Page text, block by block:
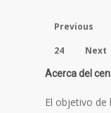
Previous
24 Next
Acerca del
El objetivo de